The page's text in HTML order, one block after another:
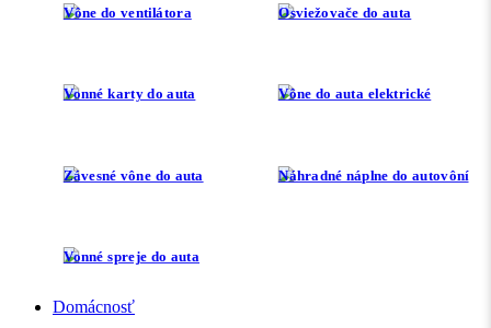
Vône do ventilátora Osviežovače do auta
Vonné karty do auta Vône do auta elektrické
Závesné vône do auta Náhradné náplne do autovôní
Vonné spreje do auta
Domácnosť